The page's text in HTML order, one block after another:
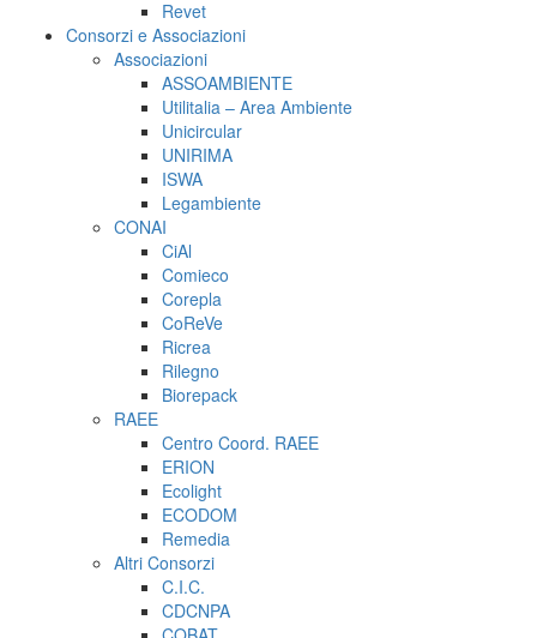
Revet
Consorzi e Associazioni
Associazioni
ASSOAMBIENTE
Utilitalia – Area Ambiente
Unicircular
UNIRIMA
ISWA
Legambiente
CONAI
CiAl
Comieco
Corepla
CoReVe
Ricrea
Rilegno
Biorepack
RAEE
Centro Coord. RAEE
ERION
Ecolight
ECODOM
Remedia
Altri Consorzi
C.I.C.
CDCNPA